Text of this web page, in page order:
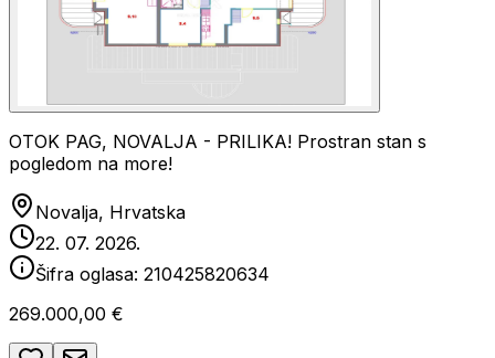
OTOK PAG, NOVALJA - PRILIKA! Prostran stan s
pogledom na more!
Novalja, Hrvatska
22. 07. 2026.
Šifra oglasa: 210425820634
269.000,00 €